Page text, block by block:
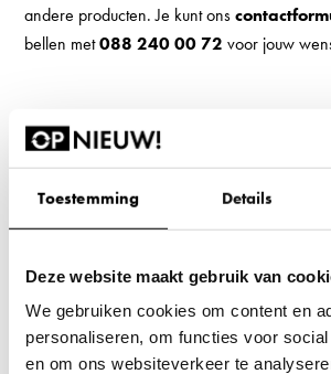
Toestemming Details
Deze website maakt gebruik van
We gebruiken cookies om content en
personaliseren, om functies voor
en om ons websiteverkeer te
andere producten. Je kunt ons
bellen met088 240 00 72voor jouw
Productconditie
Zo goed als nieuw
Dit product functioneert 100% en heeft
gebruikerssporen.